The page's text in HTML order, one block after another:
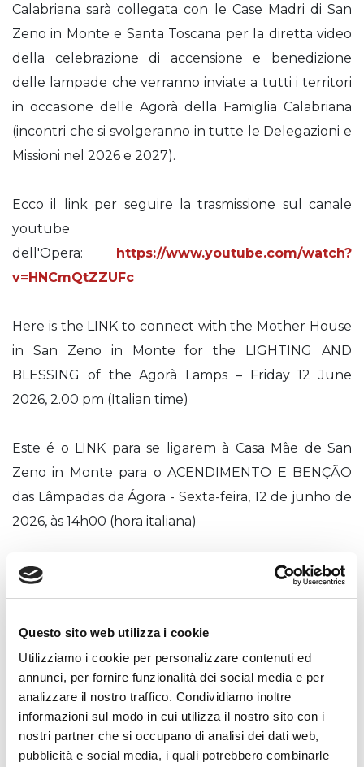
Questo sito web utilizza i cookie
Utilizziamo i cookie per personalizzare contenuti ed
annunci, per fornire funzionalità dei social media e per
analizzare il nostro traffico. Condividiamo inoltre
informazioni sul modo in cui utilizza il nostro sito con i
nostri partner che si occupano di analisi dei dati web,
pubblicità e social media, i quali potrebbero combinarle
Calabriana sarà collegata con le Case Madri di San
Zeno in Monte e Santa Toscana per la diretta video
della celebrazione di accensione e benedizione
delle lampade che verranno inviate a tutti i territori
in occasione delle Agorà della Famiglia Calabriana
(incontri che si svolgeranno in tutte le Delegazioni e
Missioni nel 2026 e 2027).
Ecco il link per seguire la trasmissione sul canale
youtube
dell'Opera: https://www.youtube.com/watch?
v=HNCmQtZZUFc
Here is the LINK to connect with the Mother House
in San Zeno in Monte for the LIGHTING AND
BLESSING of the Agorà Lamps – Friday 12 June
2026, 2.00 pm (Italian time)
Este é o LINK para se ligarem à Casa Mãe de San
Zeno in Monte para o ACENDIMENTO E BENÇÃO
das Lâmpadas da Ágora - Sexta-feira, 12 de junho de
2026, às 14h00 (hora italiana)
Este es el ENLACE para conectarse con la Casa
Ágora: viernes 12 de junio de 2026, a las 14:00 (hora
italiana)